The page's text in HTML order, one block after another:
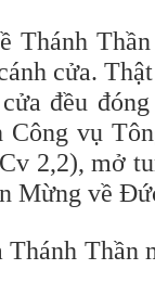
Thánh
cửa.
đều
vụ
2,2), mở
Mừng về
Thần